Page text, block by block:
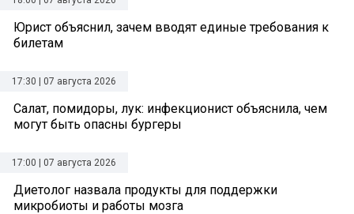
Юрист объяснил, зачем вводят единые требования к
билетам
17:30 | 07 августа 2026
Салат, помидоры, лук: инфекционист объяснила, чем
могут быть опасны бургеры
17:00 | 07 августа 2026
Диетолог назвала продукты для поддержки
микробиоты и работы мозга